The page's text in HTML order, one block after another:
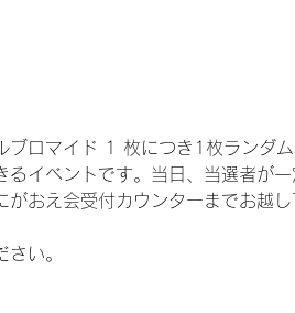
ブロマイド 1 枚につき1枚ランダ
イベントです。当日、当選者が一
おえ会受付カウンターまでお越し
い。